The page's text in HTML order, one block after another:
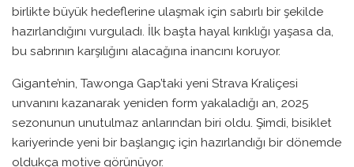
birlikte büyük hedeflerine ulaşmak için sabırlı bir şekilde
hazırlandığını vurguladı. İlk başta hayal kırıklığı yaşasa da,
bu sabrının karşılığını alacağına inancını koruyor.
Gigante’nin, Tawonga Gap’taki yeni Strava Kraliçesi
unvanını kazanarak yeniden form yakaladığı an, 2025
sezonunun unutulmaz anlarından biri oldu. Şimdi, bisiklet
kariyerinde yeni bir başlangıç için hazırlandığı bir dönemde
oldukça motive görünüyor.